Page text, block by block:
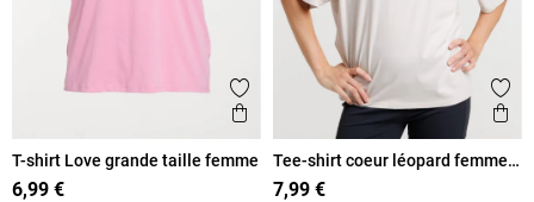
Ajouter aux favoris
Aperçu rapide
T-shirt Love grande taille femme
6,99 €
Tee-shirt coeur léopard femme
beige
7,99 €